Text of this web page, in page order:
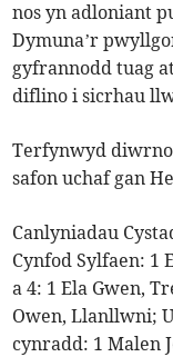
nos yn adloniant
Dymuna’r
gyfrannodd tuag
diflino i sicrhau
Terfynwyd
safon uchaf gan
Canlyniadau
Cynfod Sylfaen: 1
a 4: 1 Ela Gwen,
Owen, Llanllwni;
cynradd: 1 Malen